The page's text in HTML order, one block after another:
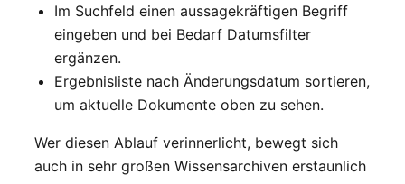
Im Suchfeld einen aussagekräftigen Begriff
eingeben und bei Bedarf Datumsfilter
ergänzen.
Ergebnisliste nach Änderungsdatum sortieren,
um aktuelle Dokumente oben zu sehen.
Wer diesen Ablauf verinnerlicht, bewegt sich
auch in sehr großen Wissensarchiven erstaunlich